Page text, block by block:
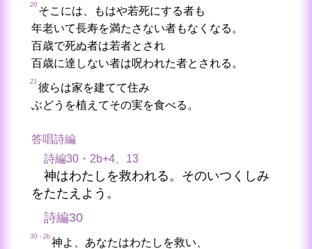
20
そこには、もはや若死にする者も
年老いて長寿を満たさない者もなくなる。
百歳で死ぬ者は若者とされ
百歳に達しない者は呪われた者とされる。
21
彼らは家を建てて住み
ぶどうを植えてその実を食べる。
答唱詩編
詩編30・2b+4、13
神はわたしを救われる。そのいつくしみ
をたたえよう。
詩編30
30・2b
神よ、あなたはわたしを救い、